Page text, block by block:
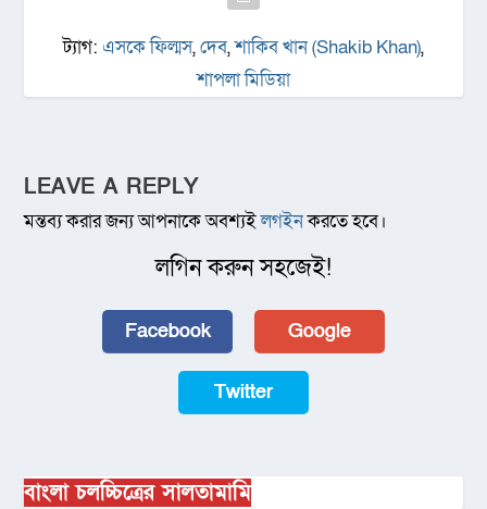
ট্যাগ: এসকে ফিল্মস,দেব,শাকিব খান (Shakib Khan),
শাপলা মিডিয়া
LEAVE A REPLY
মন্তব্য করার জন্য আপনাকে অবশ্যইলগইনকরতে হবে।
লগিন করুন সহজেই!
Facebook Google
Twitter
বাংলা চলচ্চিত্রের সালতামামি